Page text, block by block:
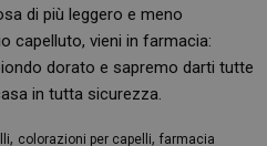
di più leggero e meno
capelluto, vieni in farmacia:
dorato e sapremo darti tutte
in tutta sicurezza.
, colorazioni per capelli,farmacia